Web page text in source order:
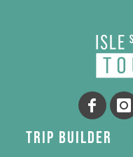
Trip Builder